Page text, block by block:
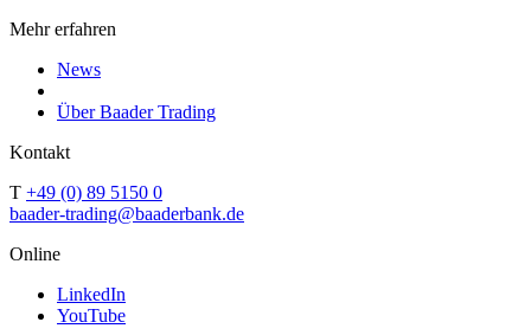
Mehr erfahren
News
Über Baader Trading
Kontakt
T +49 (0) 89 5150 0
baader-trading@baaderbank.de
Online
LinkedIn
YouTube